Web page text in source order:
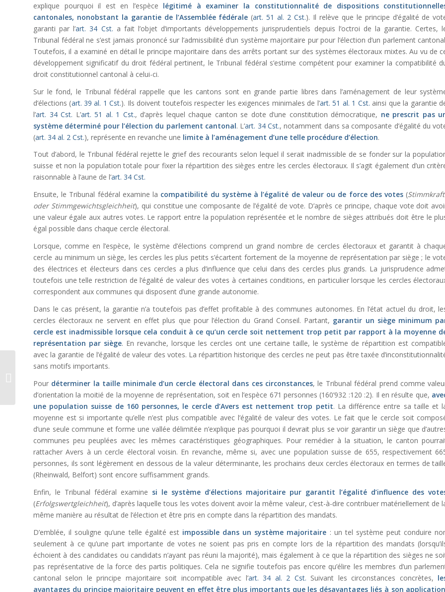
explique pourquoi il est en l’espèce légitimé à examiner la constitutionnalité de dispositions
cantonales, nonobstant la garantie de l’Assemblée fédérale (art. 51 al. 2 Cst.). Il relève que le principe d’égalité de
garanti par l’art. 34 Cst. a fait l’objet d’importants développements jurisprudentiels depuis l’octroi de la garantie. Certes,
Tribunal fédéral ne s’est jamais prononcé sur l’admissibilité d’un système majoritaire pur pour l’élection d’un parlement
Toutefois, il a examiné en détail le principe majoritaire dans des arrêts portant sur des systèmes électoraux mixtes. Au vu de
développement significatif du droit fédéral pertinent, le Tribunal fédéral s’estime compétent pour examiner la compatibilité
droit constitutionnel cantonal à celui-ci.
Sur le fond, le Tribunal fédéral rappelle que les cantons sont en grande partie libres dans l’aménagement de leur
d’élections (art. 39 al. 1 Cst.). Ils doivent toutefois respecter les exigences minimales de l’art. 51 al. 1 Cst. ainsi que la garantie
l’art. 34 Cst. L’art. 51 al. 1 Cst., d’après lequel chaque canton se dote d’une constitution démocratique, ne prescrit pas
système déterminé pour l’élection du parlement cantonal. L’art. 34 Cst., notamment dans sa composante d’égalité du
(art. 34 al. 2 Cst.), représente en revanche une limite à l’aménagement d’une telle procédure d’élection.
Tout d’abord, le Tribunal fédéral rejette le grief des recourants selon lequel il serait inadmissible de se fonder sur la
suisse et non la population totale pour fixer la répartition des sièges entre les cercles électoraux. Il s’agit également d’un
raisonnable à l’aune de l’art. 34 Cst.
Ensuite, le Tribunal fédéral examine la compatibilité du système à l’égalité de valeur ou de force des votes (
oder Stimmgewichtsgleichheit), qui constitue une composante de l’égalité de vote. D’après ce principe, chaque vote doit
une valeur égale aux autres votes. Le rapport entre la population représentée et le nombre de sièges attribués doit être le
égal possible dans chaque cercle électoral.
Lorsque, comme en l’espèce, le système d’élections comprend un grand nombre de cercles électoraux et garantit à
cercle au minimum un siège, les cercles les plus petits s’écartent fortement de la moyenne de représentation par siège ; le
des électrices et électeurs dans ces cercles a plus d’influence que celui dans des cercles plus grands. La jurisprudence
toutefois une telle restriction de l’égalité de valeur des votes à certaines conditions, en particulier lorsque les cercles
correspondent aux communes qui disposent d’une grande autonomie.
Dans le cas présent, la garantie n’a toutefois pas d’effet profitable à des communes autonomes. En l’état actuel du droit,
cercles électoraux ne servent en effet plus que pour l’élection du Grand Conseil. Partant, garantir un siège minimum
cercle est inadmissible lorsque cela conduit à ce qu’un cercle soit nettement trop petit par rapport à la moyenne
représentation par siège. En revanche, lorsque les cercles ont une certaine taille, le système de répartition est
avec la garantie de l’égalité de valeur des votes. La répartition historique des cercles ne peut pas être taxée
sans motifs importants.
Pour déterminer la taille minimale d’un cercle électoral dans ces circonstances, le Tribunal fédéral prend comme
d’orientation la moitié de la moyenne de représentation, soit en l’espèce 671 personnes (160’932 :120 :2). Il en résulte que,
une population suisse de 160 personnes, le cercle d’Avers est nettement trop petit. La différence entre sa taille et
moyenne est si importante qu’elle n’est plus compatible avec l’égalité de valeur des votes. Le fait que le cercle soit
d’une seule commune et forme une vallée délimitée n’explique pas pourquoi il devrait plus se voir garantir un siège que
communes peu peuplées avec les mêmes caractéristiques géographiques. Pour remédier à la situation, le canton
rattacher Avers à un cercle électoral voisin. En revanche, même si, avec une population suisse de 655, respectivement
personnes, ils sont légèrement en dessous de la valeur déterminante, les prochains deux cercles électoraux en termes de
(Rheinwald, Belfort) sont encore suffisamment grands.
Enfin, le Tribunal fédéral examine si le système d’élections majoritaire pur garantit l’égalité d’influence des
(Erfolgswertgleichheit), d’après laquelle tous les votes doivent avoir la même valeur, c’est-à-dire contribuer matériellement de
même manière au résultat de l’élection et être pris en compte dans la répartition des mandats.
D’emblée, il souligne qu’une telle égalité estimpossible dans un système majoritaire : un tel système peut conduire
seulement à ce qu’une part importante de votes ne soient pas pris en compte lors de la répartition des mandats
échoient à des candidates ou candidats n’ayant pas réuni la majorité), mais également à ce que la répartition des sièges ne
pas représentative de la force des partis politiques. Cela ne signifie toutefois pas encore qu’élire les membres d’un
cantonal selon le principe majoritaire soit incompatible avec l’art. 34 al. 2 Cst. Suivant les circonstances concrètes,
avantages du principe majoritaire peuvent en effet être plus importants que les désavantages liés à son application
La protection du secret
en droit pénal admi...